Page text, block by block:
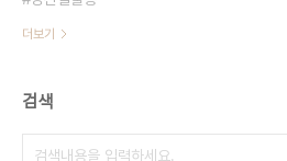
더보기
검색